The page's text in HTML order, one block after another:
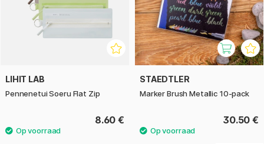
LIHIT LAB
Pennenetui Soeru Flat Zip
8.60 €
STAEDTLER
Marker Brush Metallic 10-pack
30.50 €